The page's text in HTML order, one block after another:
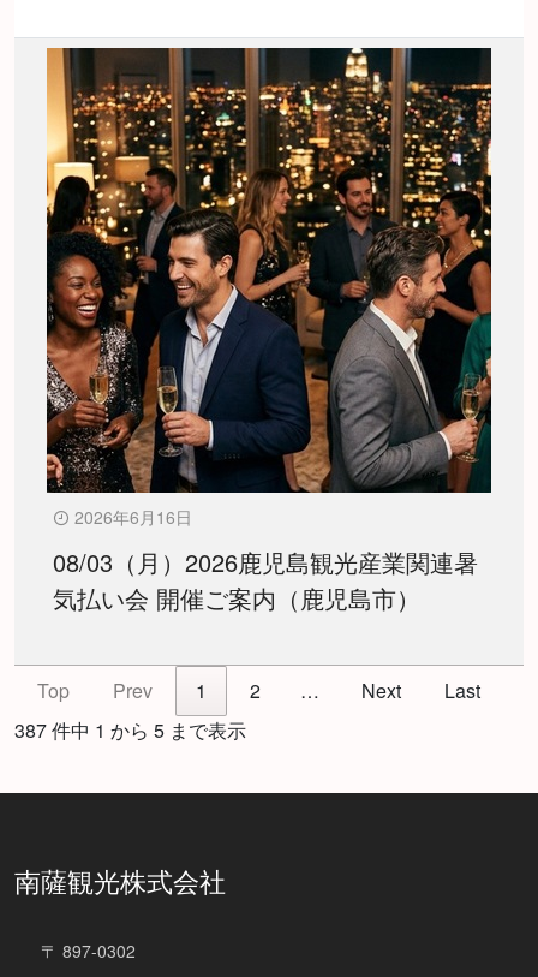
2026年6月16日
08/03（月）2026鹿児島観光産業関連暑
気払い会 開催ご案内（鹿児島市）
Top Prev 1 2 … Next
Last
387 件中 1 から 5 まで表示
南薩観光株式会社
〒 897-0302